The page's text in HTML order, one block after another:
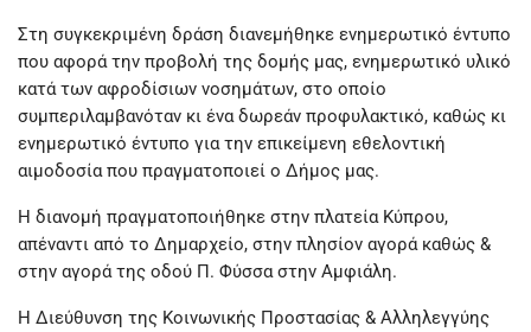
Στη συγκεκριμένη δράση διανεμήθηκε ενημερωτικό έντυπο
που αφορά την προβολή της δομής μας, ενημερωτικό υλικό
κατά των αφροδίσιων νοσημάτων, στο οποίο
συμπεριλαμβανόταν κι ένα δωρεάν προφυλακτικό, καθώς κι
ενημερωτικό έντυπο για την επικείμενη εθελοντική
αιμοδοσία που πραγματοποιεί ο Δήμος μας.
Η διανομή πραγματοποιήθηκε στην πλατεία Κύπρου,
απέναντι από το Δημαρχείο, στην πλησίον αγορά καθώς &
στην αγορά της οδού Π. Φύσσα στην Αμφιάλη.
Η Διεύθυνση της Κοινωνικής Προστασίας & Αλληλεγγύης